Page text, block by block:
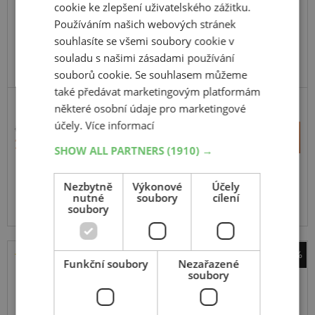
SUV-SILNIČNÍ
DOPORUČUJEME
5 140 Kč
2 610 Kč
Expedujeme do 5 dnů
Na prodejně v Opavě do 5 dnů.
Centrální sklad 16 ks.
-54%
Sebring
Formula 4x4 Road+701
cookie ke zlepšení uživatelského zážitku.
Používáním našich webových stránek
souhlasíte se všemi soubory cookie v
souladu s našimi zásadami používání
souborů cookie. Se souhlasem můžeme
také předávat marketingovým platformám
některé osobní údaje pro marketingové
účely.Více informací
SHOW ALL PARTNERS(1910) →
Nezbytně
nutné
soubory
Výkonové
soubory
Účely
cílení
Funkční soubory
Nezařazené
soubory